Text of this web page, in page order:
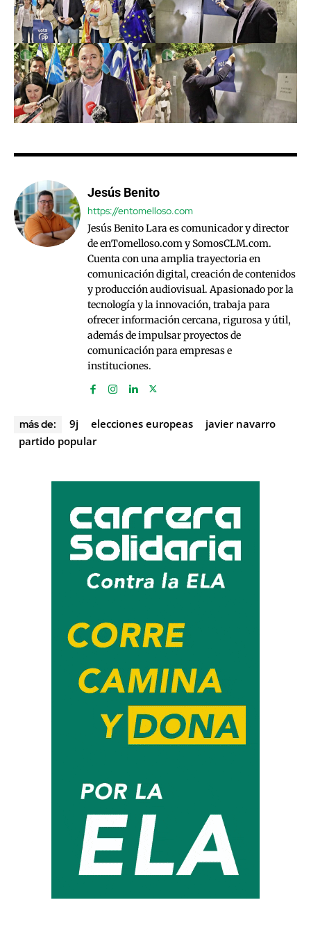
Jesús Benito
https://entomelloso.com
Jesús Benito Lara es comunicador y director
de enTomelloso.com y SomosCLM.com.
Cuenta con una amplia trayectoria en
comunicación digital, creación de contenidos
y producción audiovisual. Apasionado por la
tecnología y la innovación, trabaja para
ofrecer información cercana, rigurosa y útil,
además de impulsar proyectos de
comunicación para empresas e
instituciones.
más de: 9j elecciones europeas
javier navarro
partido popular